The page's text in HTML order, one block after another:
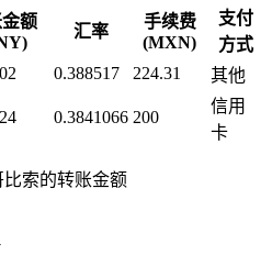
额
汇率
手续费
(MXN)
支付
方式
0.388517 224.31
其他
0.3841066 200
信用
卡
索的转账金额